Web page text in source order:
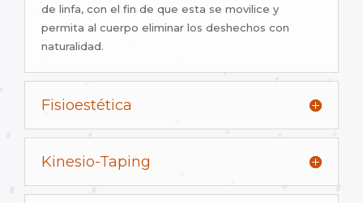
de linfa, con el fin de que esta se movilice y
permita al cuerpo eliminar los deshechos con
naturalidad.
Fisioestética
Kinesio-Taping